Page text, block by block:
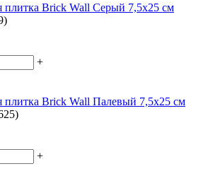
плитка Brick Wall Серый 7,5x25 см
+
плитка Brick Wall Палевый 7,5x25 см
+